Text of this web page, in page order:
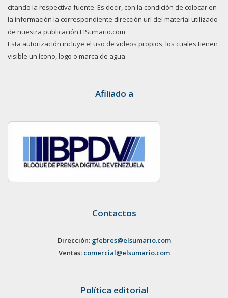
citando la respectiva fuente. Es decir, con la condición de colocar en
la información la correspondiente dirección url del material utilizado
de nuestra publicación ElSumario.com
Esta autorización incluye el uso de videos propios, los cuales tienen
visible un ícono, logo o marca de agua.
Afiliado a
Contactos
Dirección: gfebres@elsumario.com
Ventas: comercial@elsumario.com
Política editorial